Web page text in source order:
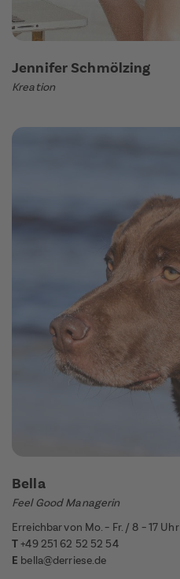
Jennifer Schmölzing
Kreation
Bella
Feel Good Managerin
Erreichbar von Mo. – Fr. / 8 – 17 Uhr
T+49 251 62 52 52 54
E bella@derriese.de